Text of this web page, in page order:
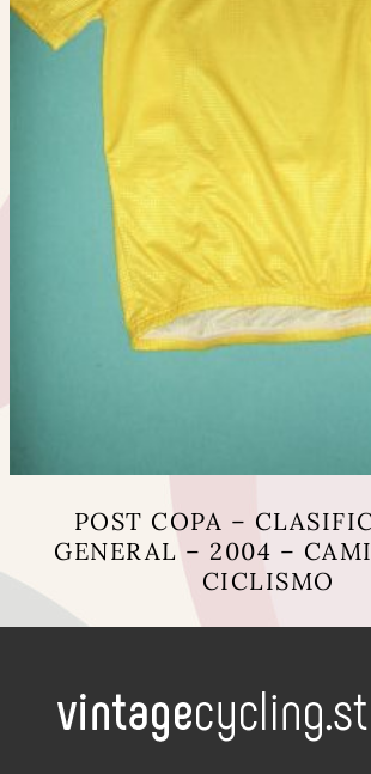
POST COPA –
GENERAL – 2004 –
CICLISMO
variantes.
opciones